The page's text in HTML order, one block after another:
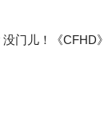
没门儿！《CFHD